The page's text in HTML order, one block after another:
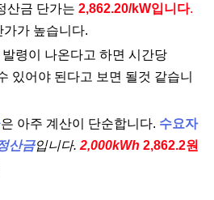
산금 단가는 2,862.20/kW입니다.
가 높습니다.
령이 나온다고 하면 시간당
있어야 된다고 보면 될것 같습니
은 아주 계산이 단순합니다. 수요자
산금입니다. 2,000kWh 2,862.2원